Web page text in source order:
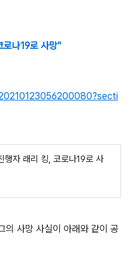
로나19로 사망"
행자 래리 킹, 코로나19로 사
의 사망 사실이 아래와 같이 공